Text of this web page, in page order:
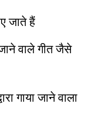
जाते हैं
जाने वाले गीत जैसे
गाया जाने वाला